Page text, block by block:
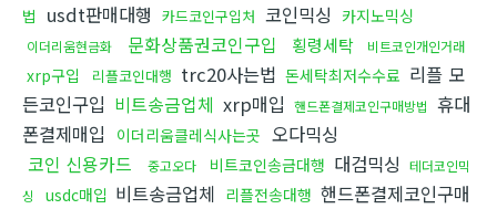
법 usdt판매대행 카드코인구입처 코인믹싱 카지노믹싱
이더리움현금화 문화상품권코인구입 횡령세탁 비트코인개인거래
xrp구입 리플코인대행 trc20사는법 돈세탁최저수수료 리플 모
든코인구입 비트송금업체 xrp매입 핸드폰결제코인구매방법 휴대
폰결제매입
이더리움클레식사는곳 오다믹싱
코인 신용카드
중고오다 비트코인송금대행 대검믹싱 테더코인믹
싱
usdc매입 비트송금업체 리플전송대행 핸드폰결제코인구매